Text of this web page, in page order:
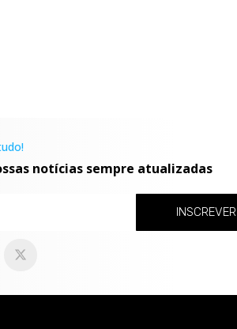
notícias sempre atualizadas
INSCREVER